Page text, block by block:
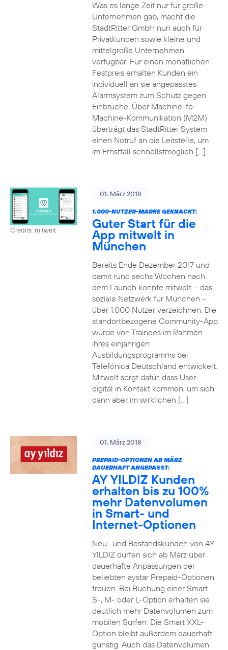
Was es lange Zeit nur für große
Unternehmen gab, macht die
StadtRitter GmbH nun auch für
Privatkunden sowie kleine und
mittelgroße Unternehmen
verfügbar: Für einen monatlichen
Festpreis erhalten Kunden ein
individuell an sie angepasstes
Alarmsystem zum Schutz gegen
Einbrüche. Über Machine-to-
Machine-Kommunikation (M2M)
überträgt das StadtRitter System
einen Notruf an die Leitstelle, um
im Ernstfall schnellstmöglich […]
Credits: mitwelt
01. März 2018
1.000-NUTZER-MARKE GEKNACKT:
Guter Start für die
App mitwelt in
München
Bereits Ende Dezember 2017 und
damit rund sechs Wochen nach
dem Launch konnte mitwelt – das
soziale Netzwerk für München –
über 1.000 Nutzer verzeichnen. Die
standortbezogene Community-App
wurde von Trainees im Rahmen
ihres einjährigen
Ausbildungsprogramms bei
Telefónica Deutschland entwickelt.
Mitwelt sorgt dafür, dass User
digital in Kontakt kommen, um sich
dann aber im wirklichen […]
01. März 2018
PREPAID-OPTIONEN AB MÄRZ
DAUERHAFT ANGEPASST:
AY YILDIZ Kunden
erhalten bis zu 100%
mehr Datenvolumen
in Smart- und
Internet-Optionen
Neu- und Bestandskunden von AY
YILDIZ dürfen sich ab März über
dauerhafte Anpassungen der
beliebten aystar Prepaid-Optionen
freuen. Bei Buchung einer Smart
S-, M- oder L-Option erhalten sie
deutlich mehr Datenvolumen zum
mobilen Surfen. Die Smart XXL-
Option bleibt außerdem dauerhaft
günstig. Auch das Datenvolumen